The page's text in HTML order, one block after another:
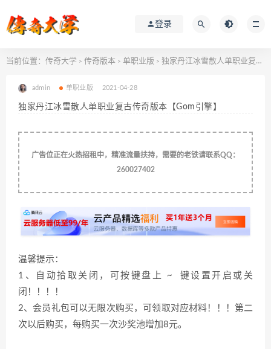
登录
当前位置： 传奇大学 > 传奇版本 > 单职业版 > 独家丹江冰雪散人单职业复古传奇版本【Gom引擎】
admin 单职业版 2021-04-28
独家丹江冰雪散人单职业复古传奇版本【Gom引擎】
广告位正在火热招租中，精准流量扶持，需要的老铁请联系QQ：
260027402
温馨提示：
1、自动拾取关闭，可按键盘上 ~ 键设置开启或关
闭！！！！
2、会员礼包可以无限次购买，可领取对应材料！！！第二
次以后购买，每购买一次沙奖池增加8元。